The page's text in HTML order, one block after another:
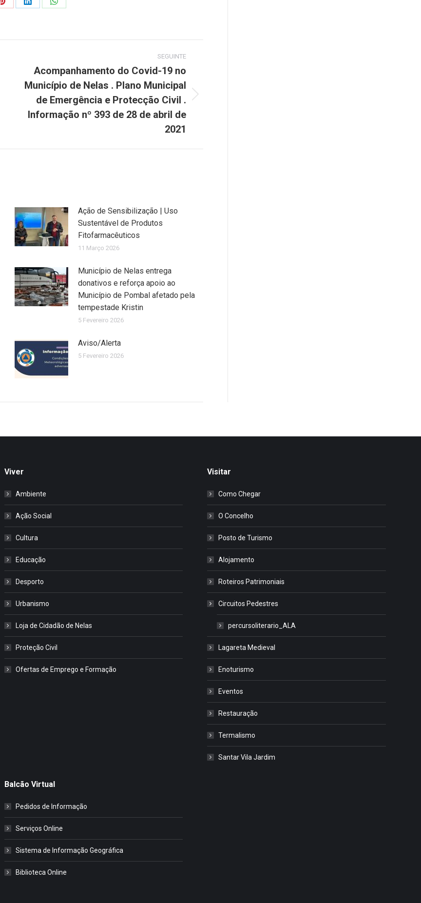
Share
Share
Share
SEGUINTE
post:
Acompanhamento do Covid-19 no
Município de Nelas . Plano Municipal
de Emergência e Protecção Civil .
Informação nº 393 de 28 de abril de
2021
Ação de Sensibilização | Uso
Sustentável de Produtos
Fitofarmacêuticos
11 Março 2026
Município de Nelas entrega
donativos e reforça apoio ao
Município de Pombal afetado pela
tempestade Kristin
5 Fevereiro 2026
Aviso/Alerta
5 Fevereiro 2026
Viver
Ambiente
Ação Social
Cultura
Educação
Desporto
Urbanismo
Loja de Cidadão de Nelas
Proteção Civil
Ofertas de Emprego e Formação
Visitar
Como Chegar
O Concelho
Posto de Turismo
Alojamento
Roteiros Patrimoniais
Circuitos Pedestres
percursoliterario_ALA
Lagareta Medieval
Enoturismo
Eventos
Restauração
Termalismo
Santar Vila Jardim
Balcão Virtual
Pedidos de Informação
Serviços Online
Sistema de Informação Geográfica
Biblioteca Online